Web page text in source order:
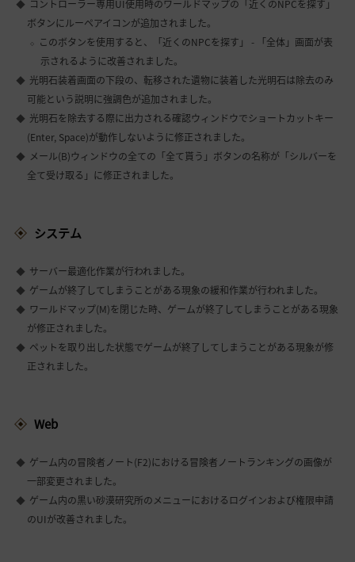
コントローラー専用UI使用時のワールドマップの「近くのNPCを探す」
ボタンにルーペアイコンが追加されました。
このボタンを使用すると、「近くのNPCを探す」 - 「全体」画面が表
示されるように改善されました。
光明石装着画面の下段の、転移された遺物に装着した光明石は除去のみ
可能という説明に強調色が追加されました。
光明石を除去する際に出力される確認ウィンドウでショートカットキー
(Enter, Space)が動作しないように修正されました。
メール(B)ウィンドウの全ての「全て貰う」ボタンの名称が「シルバーを
全て受け取る」に修正されました。
システム
サーバー最適化作業が行われました。
ゲームが終了してしまうことがある現象の緩和作業が行われました。
ワールドマップ(M)を閉じた時、ゲームが終了してしまうことがある現象
が修正されました。
ペットを取り出した状態でゲームが終了してしまうことがある現象が修
正されました。
Web
ゲーム内の冒険者ノート(F2)における冒険者ノートランキングの画像が
一部変更されました。
ゲーム内の黒い砂漠研究所のメニューにおけるログインおよび権限申請
のUIが改善されました。